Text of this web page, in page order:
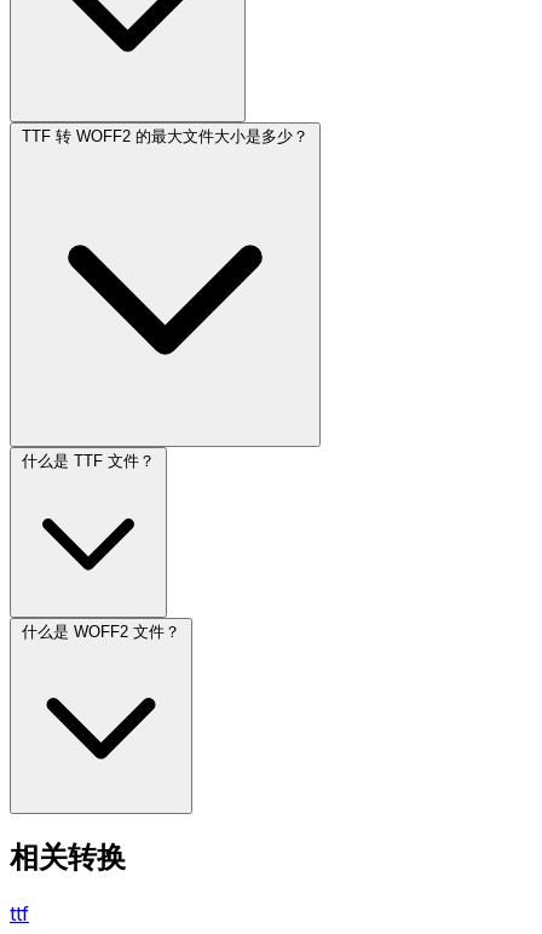
TTF 转 WOFF2 的最大文件大小是多少？
什么是 TTF 文件？
什么是 WOFF2 文件？
相关转换
ttf